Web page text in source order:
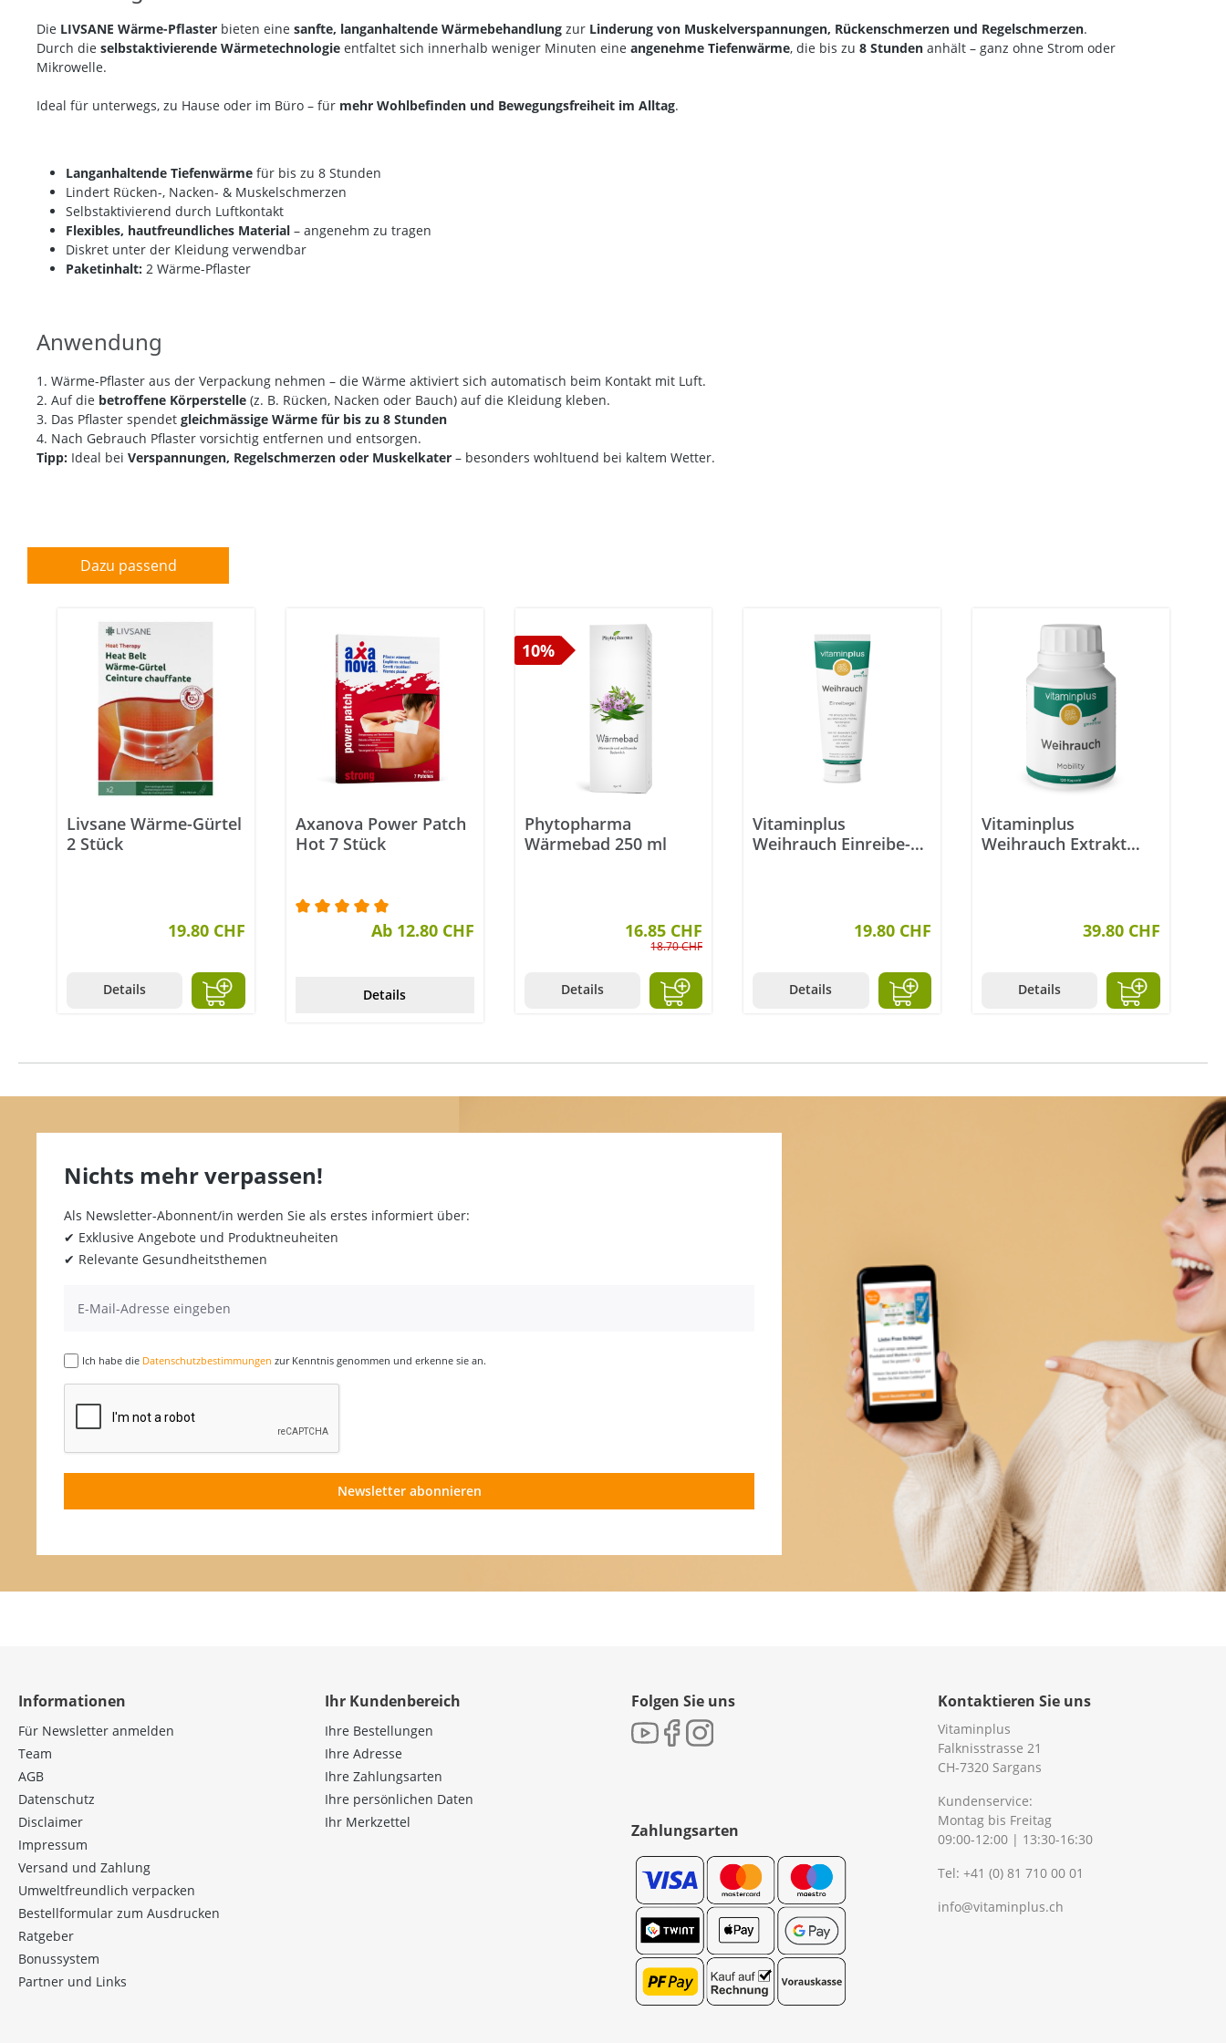
Die LIVSANE Wärme-Pflaster bieten eine sanfte, langanhaltende Wärmebehandlung zur Linderung von Muskelverspannungen, Rückenschmerzen und Regelschmerzen.
Durch die selbstaktivierende Wärmetechnologie entfaltet sich innerhalb weniger Minuten eine angenehme Tiefenwärme, die bis zu 8 Stunden anhält – ganz ohne Strom oder
Mikrowelle.
Ideal für unterwegs, zu Hause oder im Büro – für mehr Wohlbefinden und Bewegungsfreiheit im Alltag.
Langanhaltende Tiefenwärme für bis zu 8 Stunden
Lindert Rücken-, Nacken- & Muskelschmerzen
Selbstaktivierend durch Luftkontakt
Flexibles, hautfreundliches Material – angenehm zu tragen
Diskret unter der Kleidung verwendbar
Paketinhalt: 2 Wärme-Pflaster
Anwendung
1. Wärme-Pflaster aus der Verpackung nehmen – die Wärme aktiviert sich automatisch beim Kontakt mit Luft.
2. Auf die betroffene Körperstelle (z. B. Rücken, Nacken oder Bauch) auf die Kleidung kleben.
3. Das Pflaster spendet gleichmässige Wärme für bis zu 8 Stunden
4. Nach Gebrauch Pflaster vorsichtig entfernen und entsorgen.
Tipp: Ideal bei Verspannungen, Regelschmerzen oder Muskelkater – besonders wohltuend bei kaltem Wetter.
Dazu passend
Livsane Wärme-Gürtel
2 Stück
19.80 CHF
Details
Axanova Power Patch
Hot 7 Stück
Durchschnittliche Bewertung von 5 von 5 Sternen
Ab 12.80 CHF
Details
10%
Phytopharma
Wärmebad 250 ml
16.85 CHF
18.70 CHF
Details
Vitaminplus
Weihrauch Einreibe-
19.80 CHF
Details
Vitaminplus
Weihrauch Extrakt
39.80 CHF
Details
Nichts mehr verpassen!
Als Newsletter-Abonnent/in werden Sie als erstes informiert über:
✔ Exklusive Angebote und Produktneuheiten
✔ Relevante Gesundheitsthemen
Ich habe die Datenschutzbestimmungen zur Kenntnis genommen und erkenne sie an.
Newsletter abonnieren
Informationen
Für Newsletter anmelden
Team
AGB
Datenschutz
Disclaimer
Impressum
Versand und Zahlung
Umweltfreundlich verpacken
Bestellformular zum Ausdrucken
Ratgeber
Bonussystem
Partner und Links
Ihr Kundenbereich
Ihre Bestellungen
Ihre Adresse
Ihre Zahlungsarten
Ihre persönlichen Daten
Ihr Merkzettel
Folgen Sie uns
Zahlungsarten
Kontaktieren Sie uns
Vitaminplus
Falknisstrasse 21
CH-7320 Sargans
Kundenservice:
Montag bis Freitag
09:00-12:00 | 13:30-16:30
Tel: +41 (0) 81 710 00 01
info@vitaminplus.ch